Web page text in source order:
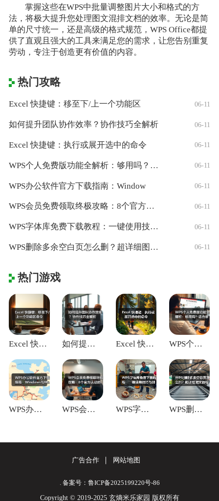
掌握这些在WPS中批量调整图片大小和格式的方
法，将极大提升您处理图文混排文档的效率。无论是简
单的尺寸统一，还是高级的格式规范，WPS Office都提
供了直观且强大的工具来满足您的需求，让您告别重复
劳动，专注于创造更有价值的内容。
热门攻略
Excel 快捷键：移至下/上一个功能区 06-11
如何提升团队协作效率？协作技巧全解析 06-11
Excel 快捷键：执行或展开选中的命令 06-11
WPS个人免费版功能全解析：够用吗？适合 06-11
WPS办公软件官方下载指南：Window 06-11
WPS会员免费领取终极攻略：8个官方认证 06-11
WPS字体库免费下载教程：一键使用技巧与 06-11
WPS删除多余空白页怎么删？超详细图文教 06-11
热门游戏
Excel 快捷键：移至下/上一个功能区 如何提升团队协作效率？协作技巧全解析 Excel 快捷键：执行或展开选中的命令 WPS个人免费版功能全解析：够用吗？适合
WPS办公软件官方下载指南：Window WPS会员免费领取终极攻略：8个官方认证 WPS字体库免费下载教程：一键使用技巧与 WPS删除多余空白页怎么删？超详细图文教
广告合作 网站地图
. 备案号：鲁ICP备2025199220号-86
Copyright © 2019-2025 玄熵米乐家园 版权所有